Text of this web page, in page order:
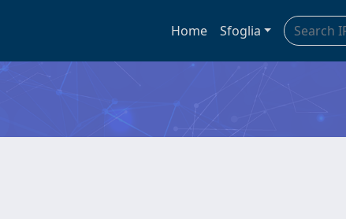
Home Sfoglia